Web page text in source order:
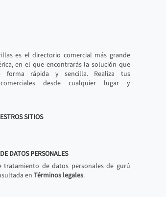
es el directorio comercial más grande
en el que encontrarás la solución que
forma rápida y sencilla. Realiza tus
desde cualquier lugar y
SITIOS
DATOS PERSONALES
tratamiento de datos personales de gurú
en Términos legales.